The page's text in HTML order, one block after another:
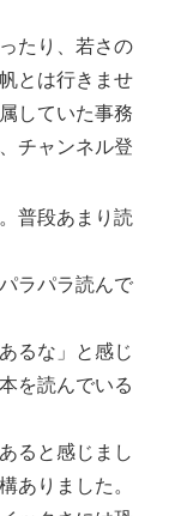
たり、若さの
とは行きませ
していた事務
チャンネル登
普段あまり読
ラパラ読んで
るな」と感じ
を読んでいる
ると感じまし
ありました。